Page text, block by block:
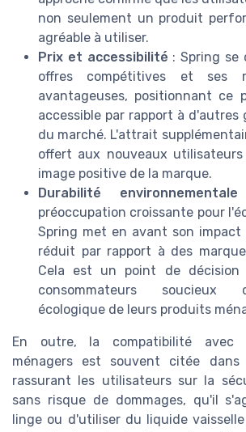
non seulement un produit
agréable à utiliser.
Prix et accessibilité : Spring se
offres compétitives et ses
avantageuses, positionnant ce
accessible par rapport à d'autres
du marché. L'attrait
offert aux nouveaux
image positive de la marque.
Durabilité environnementale
préoccupation croissante pour
Spring met en avant son impact
réduit par rapport à des
Cela est un point de
consommateurs soucieux
écologique de leurs produits
En outre, la compatibilité avec
ménagers est souvent citée dans
rassurant les utilisateurs sur la
sans risque de dommages, qu'il
linge ou d'utiliser du liquide